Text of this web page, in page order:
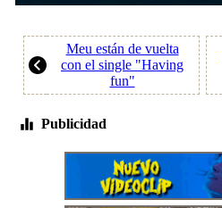
Meu están de vuelta
con el single "Having
fun"
Publicidad